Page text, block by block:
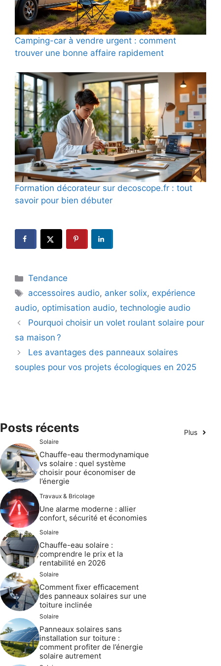
Camping-car à vendre urgent : comment
trouver une bonne affaire rapidement
Formation décorateur sur decoscope.fr : tout
savoir pour bien débuter
Catégories
Tendance
Étiquettes
accessoires audio, anker solix, expérience
audio, optimisation audio, technologie audio
Pourquoi choisir un volet roulant solaire pour
sa maison ?
Les avantages des panneaux solaires
souples pour vos projets écologiques en 2025
Posts récents Plus
Solaire
Chauffe-eau thermodynamique
vs solaire : quel système
choisir pour économiser de
l’énergie
Travaux & Bricolage
Une alarme moderne : allier
confort, sécurité et économies
Solaire
Chauffe-eau solaire :
comprendre le prix et la
rentabilité en 2026
Solaire
Comment fixer efficacement
des panneaux solaires sur une
toiture inclinée
Solaire
Panneaux solaires sans
installation sur toiture :
comment profiter de l’énergie
solaire autrement